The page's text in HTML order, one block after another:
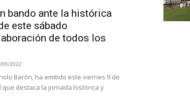
bando ante la histórica
este sábado
de todos los
09/2022
Barón, ha emitido este viernes 9 de
destaca la jornada histórica y